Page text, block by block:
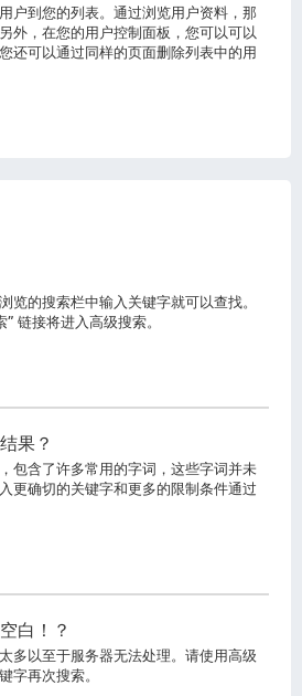
户到您的列表。通过浏览用户资料，那
外，在您的用户控制面板，您可以可以
还可以通过同样的页面删除列表中的用
览的搜索栏中输入关键字就可以查找。
链接将进入高级搜索。
果？
包含了许多常用的字词，这些字词并未
更确切的关键字和更多的限制条件通过
白！？
多以至于服务器无法处理。请使用高级
字再次搜索。